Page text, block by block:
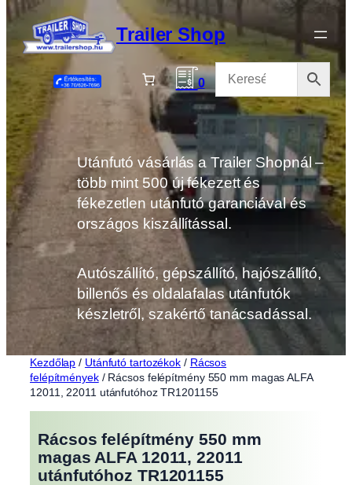
Ugrás
a
tartalomhoz
Trailer Shop
0
Utánfutó vásárlás a Trailer Shopnál –
több mint 500 új fékezett és
fékezetlen utánfutó garanciával és
országos kiszállítással.
Autószállító, gépszállító, hajószállító,
billenős és oldalafalas utánfutók
készletről, szakértő tanácsadással.
Kezdőlap / Utánfutó tartozékok / Rácsos
felépítmények/ Rácsos felépítmény 550 mm magas ALFA
12011, 22011 utánfutóhoz TR1201155
Rácsos felépítmény 550 mm
magas ALFA 12011, 22011
utánfutóhoz TR1201155